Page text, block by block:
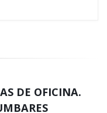
DE OFICINA.